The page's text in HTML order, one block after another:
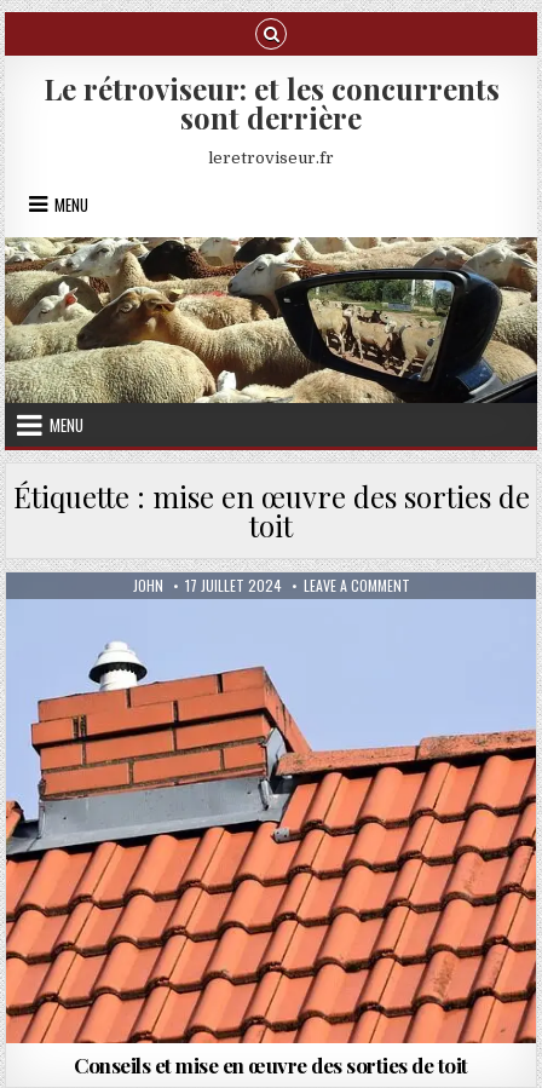
Skip to content
Le rétroviseur: et les concurrents
sont derrière
leretroviseur.fr
MENU
MENU
Étiquette : mise en œuvre des sorties de
toit
AUTHOR:
JOHN PUBLISHED DATE:
17 JUILLET 2024 LEAVE A COMMENTON CONSEILS ET
Conseils et mise en œuvre des sorties de toit